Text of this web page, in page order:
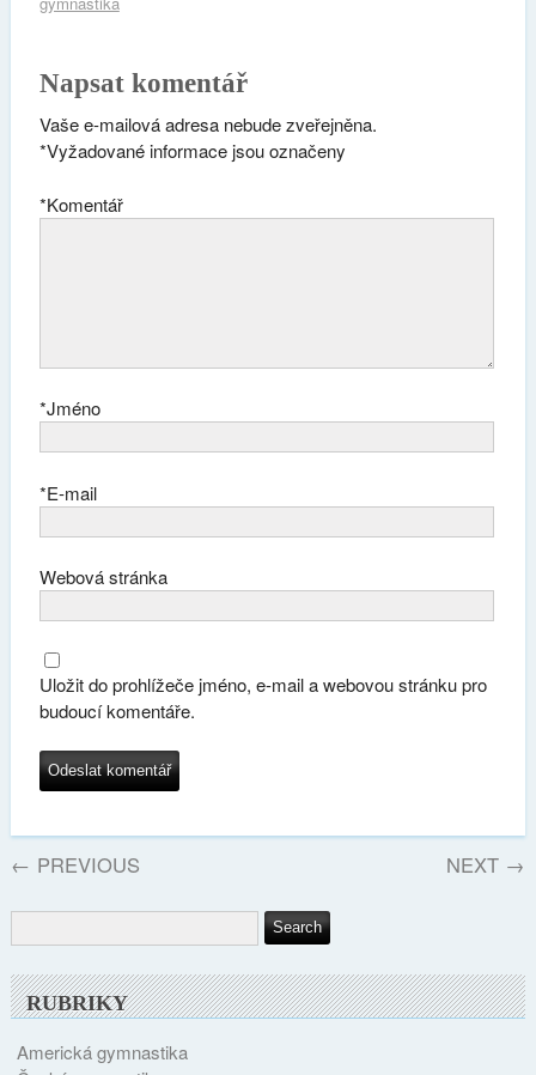
Napsat komentář
Vaše e-mailová adresa nebude zveřejněna.
Vyžadované informace jsou označeny
*
Komentář
*
Jméno
*
E-mail
*
Webová stránka
Uložit do prohlížeče jméno, e-mail a webovou stránku pro
budoucí komentáře.
← PREVIOUS NEXT →
RUBRIKY
Americká gymnastika